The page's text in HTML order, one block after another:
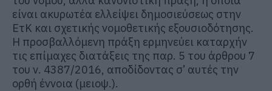
είναι ακυρωτέα ελλείψει δημοσιεύσεως στην
ΕτΚ και σχετικής νομοθετικής εξουσιοδότησης.
Η προσβαλλόμενη πράξη ερμηνεύει καταρχήν
τις επίμαχες διατάξεις της παρ. 5 του άρθρου 7
του ν. 4387/2016, αποδίδοντας σ’ αυτές την
ορθή έννοια (μειοψ.).